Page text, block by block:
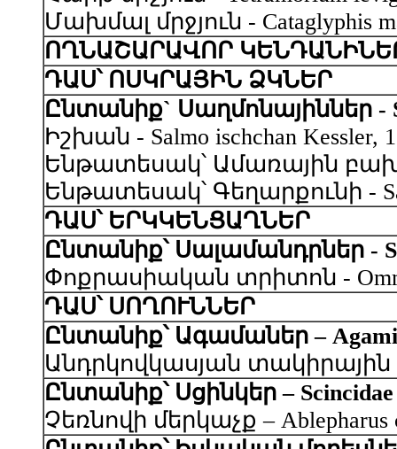
Մախմալ մրջյուն - Cataglyphis
ՈՂՆԱՇԱՐԱՎՈՐ
ԴԱՍ՝ ՈՍԿՐԱՅԻՆ ՁԿՆԵՐ
Ընտանիք` Սաղմոնայիններ -
Իշխան - Salmo ischchan Kessler,
Ենթատեսակ՝ Ամառային
Ենթատեսակ՝ Գեղարքունի -
ԴԱՍ՝ ԵՐԿԿԵՆՑԱՂՆԵՐ
Ընտանիք՝ Սալամանդրներ -
Փոքրասիական տրիտոն -
ԴԱՍ՝ ՍՈՂՈՒՆՆԵՐ
Ընտանիք՝ Ագամաներ –
Անդրկովկասյան տակիրային
Ընտանիք՝ Սցինկեր – Scincidae
Չեռնովի մերկաչք – Ablepharus